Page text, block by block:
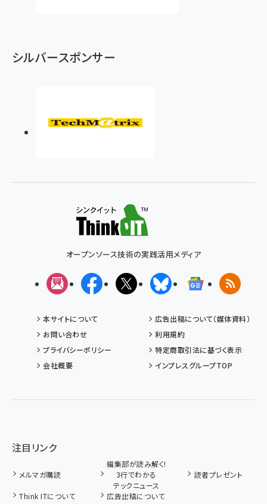
シルバースポンサー
オープンソース技術の実践活用メディア
メルマガFacebookX(エックス)BlueskyGoogleニュ
RSS
本サイトについて
広告出稿について（媒体資料）
お問い合わせ
利用規約
プライバシーポリシー
特定商取引法に基づく表示
会社概要
インプレスグループTOP
注目リンク
メルマガ購読
編集部が読み解く!
3行でわかる
テックニュース
読者プレゼント
Think ITについて 広告出稿について